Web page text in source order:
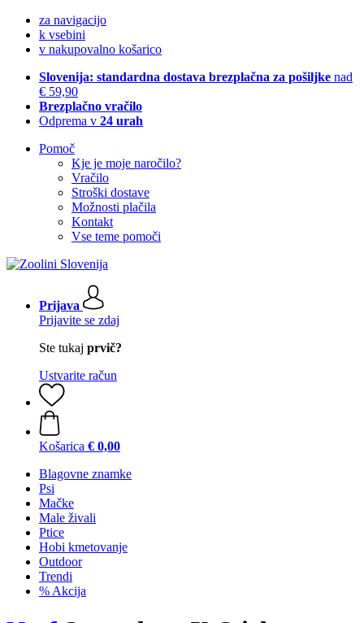
za navigacijo
k vsebini
v nakupovalno košarico
Slovenija: standardna dostava brezplačna za pošiljke nad
€ 59,90
Brezplačno vračilo
Odprema v 24 urah
Pomoč
Kje je moje naročilo?
Vračilo
Stroški dostave
Možnosti plačila
Kontakt
Vse teme pomoči
Prijava
Prijavite se zdaj
Ste tukaj prvič?
Ustvarite račun
Košarica € 0,00
Blagovne znamke
Psi
Mačke
Male živali
Ptice
Hobi kmetovanje
Outdoor
Trendi
% Akcija